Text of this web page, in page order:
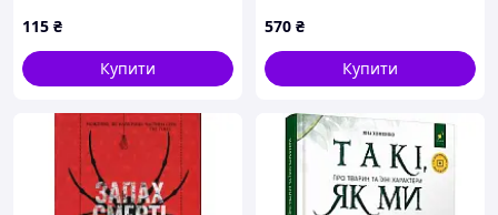
виховна 24 сторінки
115 ₴
Купити
570 ₴
Купити